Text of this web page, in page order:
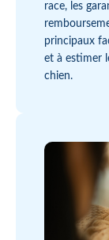
race, les
principaux
et à estimer
chien.